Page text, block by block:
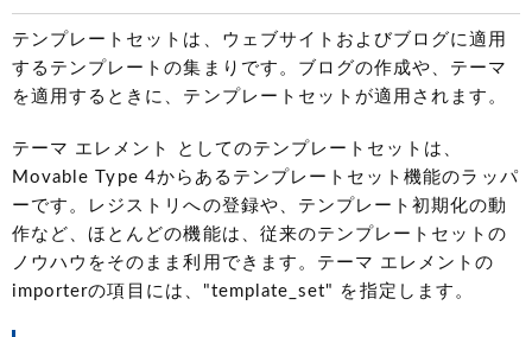
テンプレートセットは、ウェブサイトおよびブログに適用
するテンプレートの集まりです。ブログの作成や、テーマ
を適用するときに、テンプレートセットが適用されます。
テーマ エレメント としてのテンプレートセットは、
Movable Type 4からあるテンプレートセット機能のラッパ
ーです。レジストリへの登録や、テンプレート初期化の動
作など、ほとんどの機能は、従来のテンプレートセットの
ノウハウをそのまま利用できます。テーマ エレメントの
importerの項目には、"template_set" を指定します。